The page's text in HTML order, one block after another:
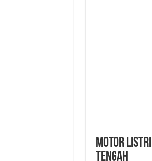
Motor
Tengah